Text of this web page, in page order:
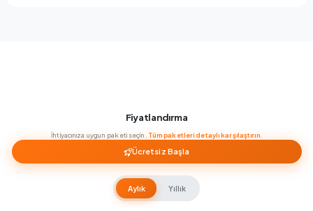
Fiyatlandırma
İhtiyacınıza uygun paketi seçin. Tüm paketleri detaylı karşılaştırın.
Ücretsiz Başla
Aylık Yıllık